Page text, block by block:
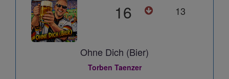
16 13
Ohne Dich (Bier)
Torben Taenzer